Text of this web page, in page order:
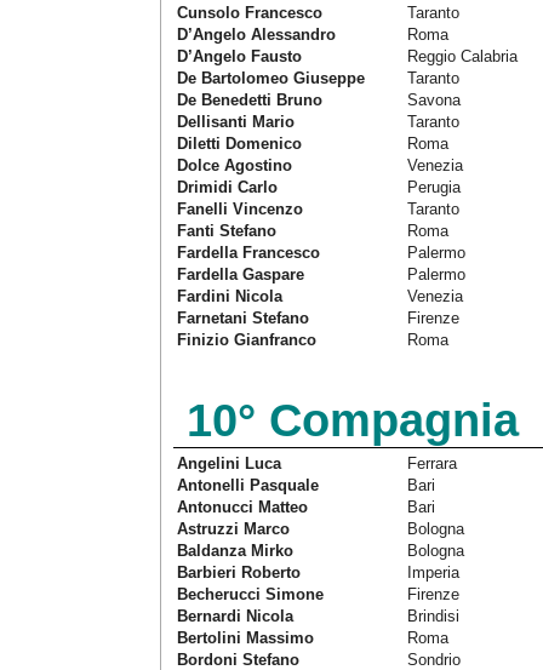
Cunsolo Francesco
Taranto
D’Angelo Alessandro
Roma
D’Angelo Fausto
Reggio Calabria
De Bartolomeo Giuseppe
Taranto
De Benedetti Bruno
Savona
Dellisanti Mario
Taranto
Diletti Domenico
Roma
Dolce Agostino
Venezia
Drimidi Carlo
Perugia
Fanelli Vincenzo
Taranto
Fanti Stefano
Roma
Fardella Francesco
Palermo
Fardella Gaspare
Palermo
Fardini Nicola
Venezia
Farnetani Stefano
Firenze
Finizio Gianfranco
Roma
10° Compagnia
Angelini Luca
Ferrara
Antonelli Pasquale
Bari
Antonucci Matteo
Bari
Astruzzi Marco
Bologna
Baldanza Mirko
Bologna
Barbieri Roberto
Imperia
Becherucci Simone
Firenze
Bernardi Nicola
Brindisi
Bertolini Massimo
Roma
Bordoni Stefano
Sondrio